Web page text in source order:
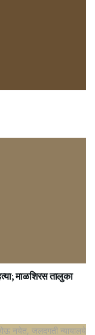
माळशिरस तालुका